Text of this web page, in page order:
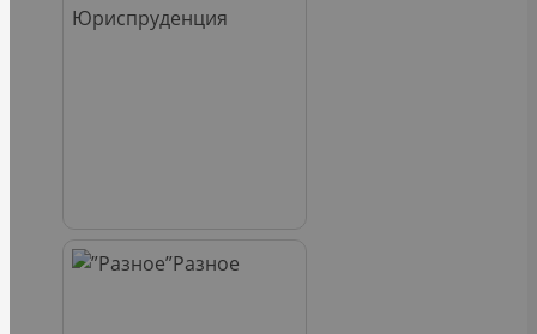
Юриспруденция
Разное